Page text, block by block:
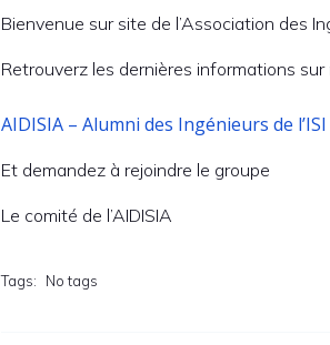
Bienvenue sur site de l’Association des
Retrouverz les dernières informations
AIDISIA – Alumni des Ingénieurs de
Et demandez à rejoindre le groupe
Le comité de l’AIDISIA
Tags: No tags